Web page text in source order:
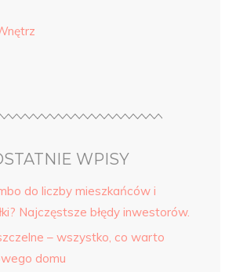
WPISY
do liczby mieszkańców i
Najczęstsze błędy inwestorów.
– wszystko, co warto
domu